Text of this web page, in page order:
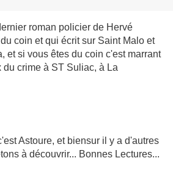
roman policier de Hervé
coin et qui écrit sur Saint Malo et
et si vous êtes du coin c'est marrant
crime à ST Suliac, à La
Astoure, et biensur il y a d'autres
à découvrir... Bonnes Lectures...